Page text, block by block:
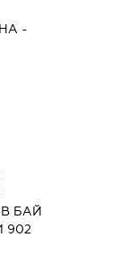
-
БАЙ
902